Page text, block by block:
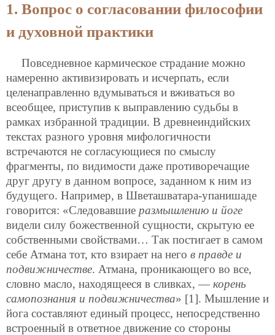
1. Вопрос о согласовании философии
и духовной практики
Повседневное кармическое страдание можно
намеренно активизировать и исчерпать, если
целенаправленно вдумываться и вживаться во
всеобщее, приступив к выправлению судьбы в
рамках избранной традиции. В древнеиндийских
текстах разного уровня мифологичности
встречаются не согласующиеся по смыслу
фрагменты, по видимости даже противоречащие
друг другу в данном вопросе, заданном к ним из
будущего. Например, в Шветашватара-упанишаде
говорится: «Следовавшие размышлению и йоге
видели силу божественной сущности, скрытую ее
собственными свойствами… Так постигает в самом
себе Атмана тот, кто взирает на него в правде и
подвижничестве. Атмана, проникающего во все,
словно масло, находящееся в сливках, — корень
самопознания и подвижничества» [1]. Мышление и
йога составляют единый процесс, непосредственно
встроенный в ответное движение со стороны